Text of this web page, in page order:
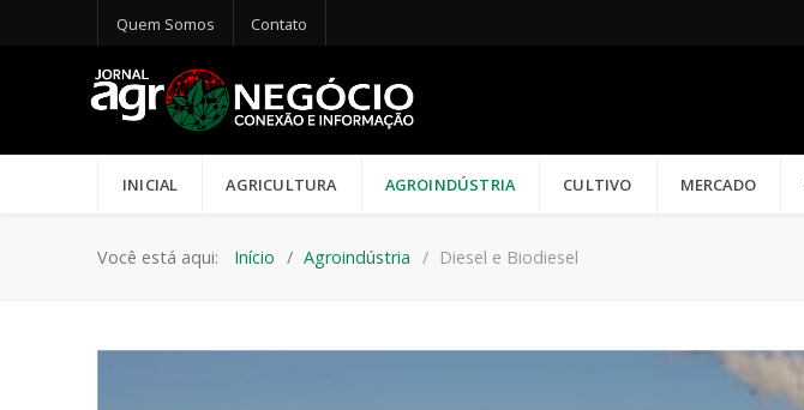
Quem Somos Contato
INICIAL AGRICULTURA AGROINDÚSTRIA CULTIVO MERCADO
Você está aqui: Início Agroindústria Diesel e Biodiesel